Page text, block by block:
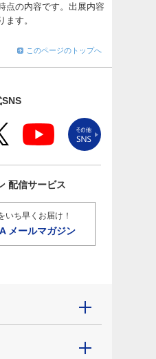
点の内容です。出展内容
ます。
このページのトップへ
配信サービス
いち早くお届け！
メールマガジン